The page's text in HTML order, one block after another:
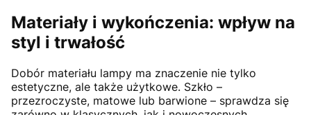
Materiały i wykończenia: wpływ na
styl i trwałość
Dobór materiału lampy ma znaczenie nie tylko
estetyczne, ale także użytkowe. Szkło –
przezroczyste, matowe lub barwione – sprawdza się